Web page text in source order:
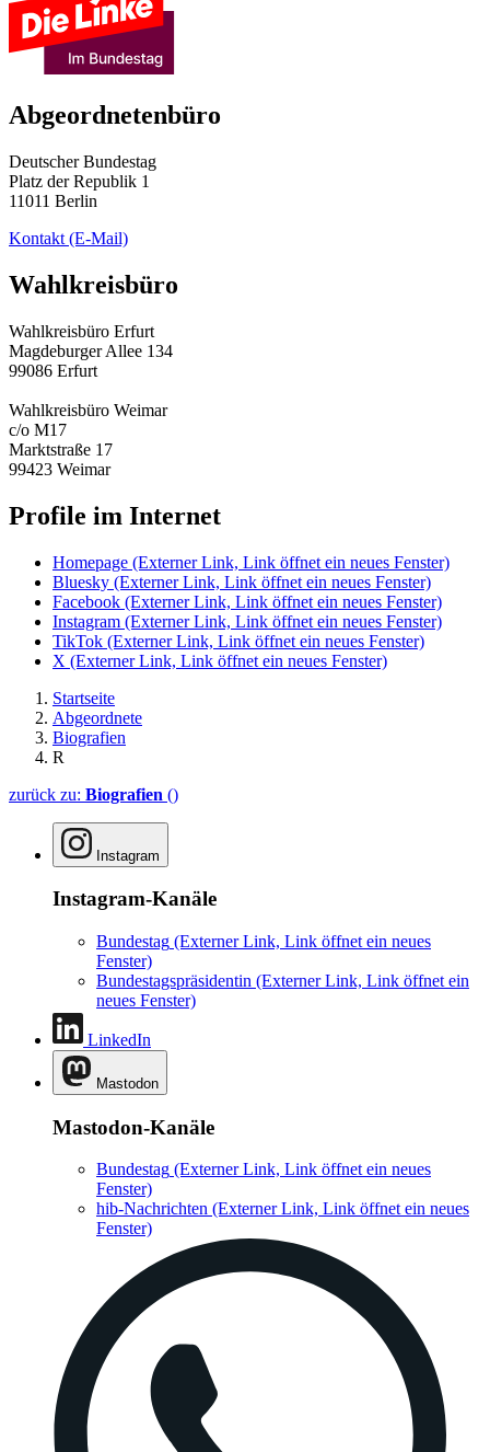
Abgeordnetenbüro
Deutscher Bundestag
Platz der Republik 1
11011 Berlin
Kontakt (E-Mail)
Wahlkreisbüro
Wahlkreisbüro Erfurt
Magdeburger Allee 134
99086 Erfurt
Wahlkreisbüro Weimar
c/o M17
Marktstraße 17
99423 Weimar
Profile im Internet
Homepage (Externer Link, Link öffnet ein neues Fenster)
Bluesky (Externer Link, Link öffnet ein neues Fenster)
Facebook (Externer Link, Link öffnet ein neues Fenster)
Instagram (Externer Link, Link öffnet ein neues Fenster)
TikTok (Externer Link, Link öffnet ein neues Fenster)
X (Externer Link, Link öffnet ein neues Fenster)
Startseite
Abgeordnete
Biografien
R
zurück zu: Biografien ()
Instagram
Instagram-Kanäle
Bundestag (Externer Link, Link öffnet ein neues
Fenster)
Bundestagspräsidentin (Externer Link, Link öffnet ein
neues Fenster)
LinkedIn
Mastodon
Mastodon-Kanäle
Bundestag (Externer Link, Link öffnet ein neues
Fenster)
hib-Nachrichten (Externer Link, Link öffnet ein neues
Fenster)